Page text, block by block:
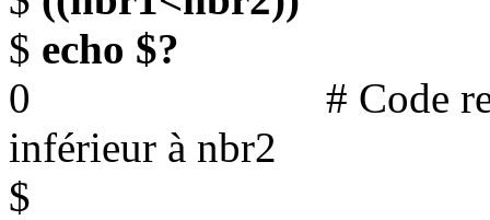
$ echo $?
0 # Code retour 0
inférieur à nbr2
$